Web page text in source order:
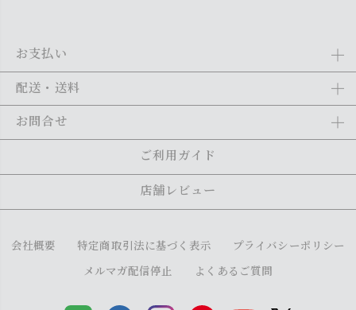
Amazon Pay、クレジットカード、代金引換、あと払い(ペイディ)、銀
い。
配送・送料
全商品送料無料
状況によって、多少前後する場合がございます。詳しくは
shopping@monogallery.jp
メールの返信につきましては、1～2営業日以内にさせていただいてお
ります。